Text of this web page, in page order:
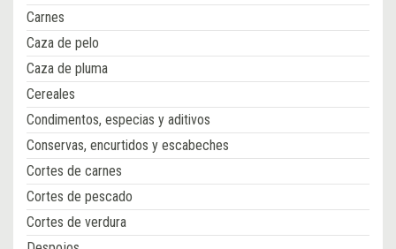
Carnes
Caza de pelo
Caza de pluma
Cereales
Condimentos, especias y aditivos
Conservas, encurtidos y escabeches
Cortes de carnes
Cortes de pescado
Cortes de verdura